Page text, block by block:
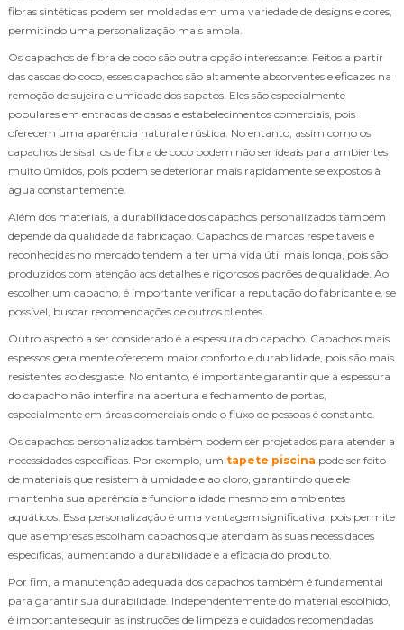
fibras sintéticas podem ser moldadas em uma variedade de designs e cores,
permitindo uma personalização mais ampla.
Os capachos de fibra de coco são outra opção interessante. Feitos a partir
das cascas do coco, esses capachos são altamente absorventes e eficazes na
remoção de sujeira e umidade dos sapatos. Eles são especialmente
populares em entradas de casas e estabelecimentos comerciais, pois
oferecem uma aparência natural e rústica. No entanto, assim como os
capachos de sisal, os de fibra de coco podem não ser ideais para ambientes
muito úmidos, pois podem se deteriorar mais rapidamente se expostos à
água constantemente.
Além dos materiais, a durabilidade dos capachos personalizados também
depende da qualidade da fabricação. Capachos de marcas respeitáveis e
reconhecidas no mercado tendem a ter uma vida útil mais longa, pois são
produzidos com atenção aos detalhes e rigorosos padrões de qualidade. Ao
escolher um capacho, é importante verificar a reputação do fabricante e, se
possível, buscar recomendações de outros clientes.
Outro aspecto a ser considerado é a espessura do capacho. Capachos mais
espessos geralmente oferecem maior conforto e durabilidade, pois são mais
resistentes ao desgaste. No entanto, é importante garantir que a espessura
do capacho não interfira na abertura e fechamento de portas,
especialmente em áreas comerciais onde o fluxo de pessoas é constante.
Os capachos personalizados também podem ser projetados para atender a
necessidades específicas. Por exemplo, um tapete piscina pode ser feito
de materiais que resistem à umidade e ao cloro, garantindo que ele
mantenha sua aparência e funcionalidade mesmo em ambientes
aquáticos. Essa personalização é uma vantagem significativa, pois permite
que as empresas escolham capachos que atendam às suas necessidades
específicas, aumentando a durabilidade e a eficácia do produto.
Por fim, a manutenção adequada dos capachos também é fundamental
para garantir sua durabilidade. Independentemente do material escolhido,
é importante seguir as instruções de limpeza e cuidados recomendadas